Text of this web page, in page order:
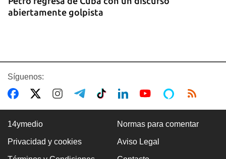
abiertamente golpista
Síguenos:
14ymedio Normas para comentar
Privacidad y cookies Aviso Legal